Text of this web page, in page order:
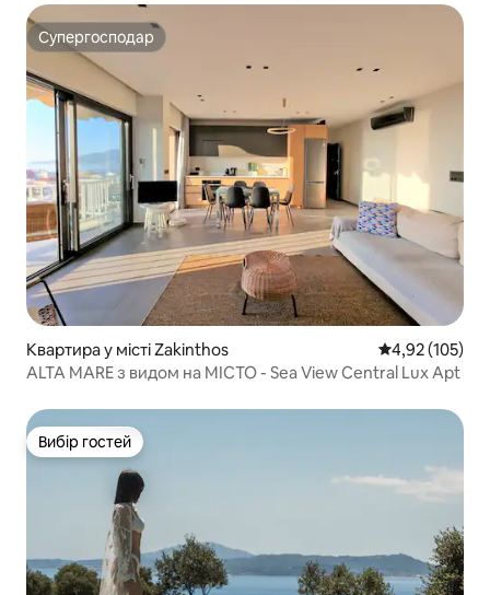
Супергосподар
Супергосподар
Квартира у місті Zakinthos Середня
4,92 (105)
ALTA MARE з видом на МІСТО - Sea View Central Lux Apt
Вибір гостей
Вибір гостей